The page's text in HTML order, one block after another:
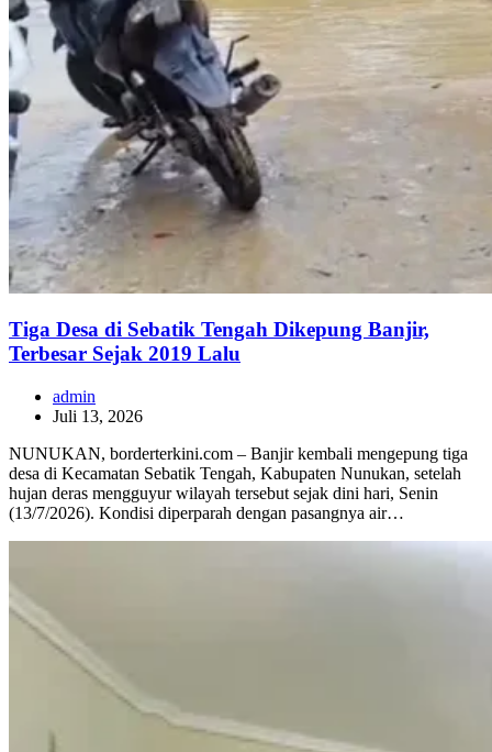
Tiga Desa di Sebatik Tengah Dikepung Banjir,
Terbesar Sejak 2019 Lalu
admin
Juli 13, 2026
NUNUKAN, borderterkini.com – Banjir kembali mengepung tiga
desa di Kecamatan Sebatik Tengah, Kabupaten Nunukan, setelah
hujan deras mengguyur wilayah tersebut sejak dini hari, Senin
(13/7/2026). Kondisi diperparah dengan pasangnya air…